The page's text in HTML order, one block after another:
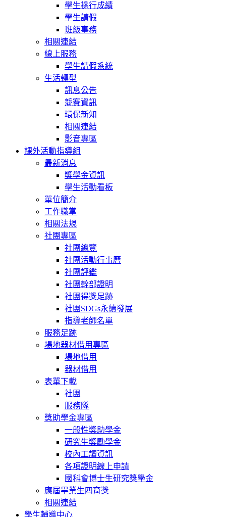
學生操行成績
學生請假
班級事務
相關連結
線上服務
學生請假系統
生活轉型
訊息公告
競賽資訊
環保新知
相關連結
影音專區
課外活動指導組
最新消息
獎學金資訊
學生活動看板
單位簡介
工作職掌
相關法規
社團專區
社團總覽
社團活動行事曆
社團評鑑
社團幹部證明
社團得獎足跡
社團SDGs永續發展
指導老師名單
服務足跡
場地器材借用專區
場地借用
器材借用
表單下載
社團
服務隊
獎助學金專區
一般性獎助學金
研究生獎勵學金
校內工讀資訊
各項證明線上申請
國科會博士生研究獎學金
應屆畢業生四育獎
相關連結
學生輔導中心